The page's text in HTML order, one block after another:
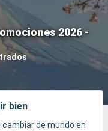
2026 -
Compañías
bien
cambiar de mundo en